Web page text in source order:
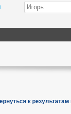
к результатам